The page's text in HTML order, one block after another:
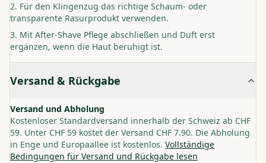
Für den Klingenzug das richtige Schaum- oder
transparente Rasurprodukt verwenden.
Mit After-Shave Pflege abschließen und Duft erst
ergänzen, wenn die Haut beruhigt ist.
Versand & Rückgabe
Versand und Abholung
Kostenloser Standardversand innerhalb der Schweiz ab CHF
59. Unter CHF 59 kostet der Versand CHF 7.90. Die Abholung
in Enge und Europaallee ist kostenlos. Vollständige
Bedingungen für Versand und Rückgabe lesen